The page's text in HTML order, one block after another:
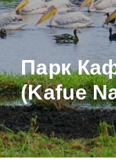
Парк
(Kafue